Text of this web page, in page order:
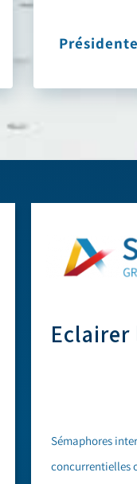
Eclairer
Sémaphores
concurrentielles